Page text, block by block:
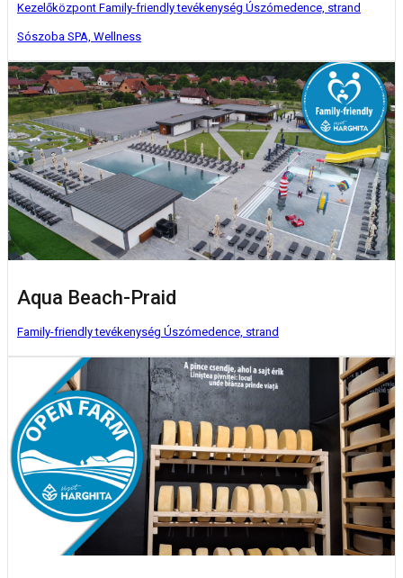
Kezelőközpont Family-friendly tevékenység Úszómedence, strand
Sószoba SPA, Wellness
Aqua Beach-Praid
Family-friendly tevékenység Úszómedence, strand